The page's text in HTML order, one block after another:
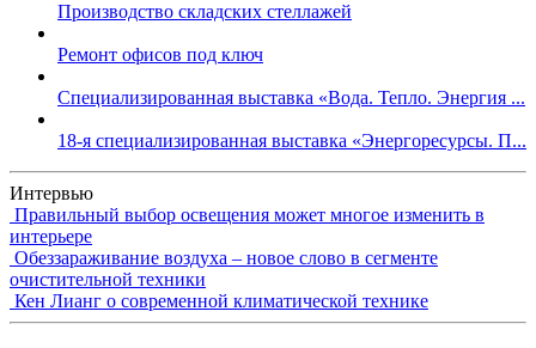
Производство складских стеллажей
Ремонт офисов под ключ
Специализированная выставка «Вода. Тепло. Энергия ...
18-я специализированная выставка «Энергоресурсы. П...
Интервью
Правильный выбор освещения может многое изменить в
интерьере
Обеззараживание воздуха – новое слово в сегменте
очистительной техники
Кен Лианг о современной климатической технике